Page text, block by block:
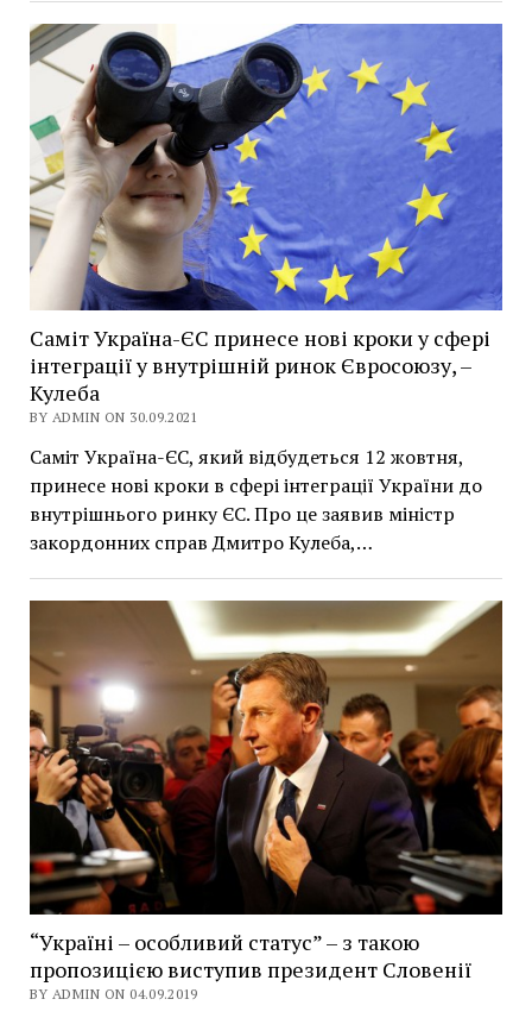
Саміт Україна-ЄС принесе нові кроки у сфері
інтеграції у внутрішній ринок Євросоюзу, –
Кулеба
BY ADMIN ON 30.09.2021
Саміт Україна-ЄС, який відбудеться 12 жовтня,
принесе нові кроки в сфері інтеграції України до
внутрішнього ринку ЄС. Про це заявив міністр
закордонних справ Дмитро Кулеба,…
“Україні – особливий статус” – з такою
пропозицією виступив президент Словенії
BY ADMIN ON 04.09.2019